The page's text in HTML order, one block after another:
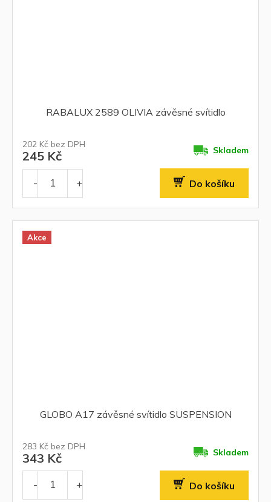
RABALUX 2589 OLIVIA závěsné svítidlo
202 Kč bez DPH
245 Kč Skladem
Do košíku
Akce
GLOBO A17 závěsné svítidlo SUSPENSION
283 Kč bez DPH
343 Kč Skladem
Do košíku